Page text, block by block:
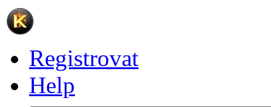
Registrovat
Help